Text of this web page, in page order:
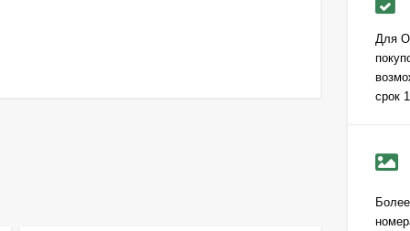
Для
срок